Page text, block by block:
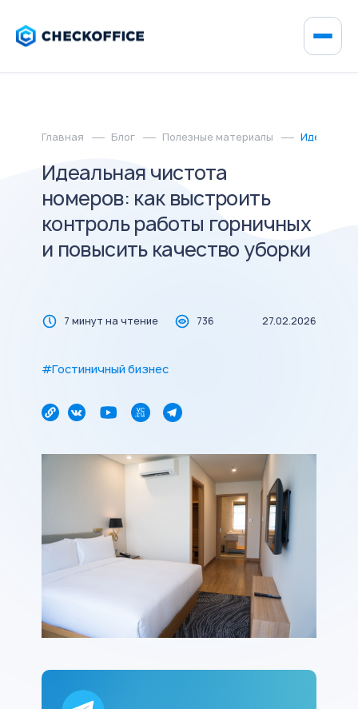
Главная Блог Полезные материалы
Идеальная чистота
номеров: как выстроить
контроль работы горничных
и повысить качество уборки
7 минут на чтение 736 27.02.2026
#Гостиничный бизнес